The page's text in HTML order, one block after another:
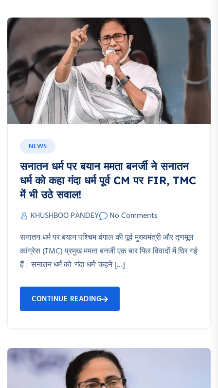
NEWS
सनातन धर्म पर बयान ममता बनर्जी ने सनातन
धर्म को कहा गंदा धर्म पूर्व CM पर FIR, TMC
में भी उठे सवाल!
KHUSHBOO PANDEY
No Comments
सनातन धर्म पर बयान पश्चिम बंगाल की पूर्व मुख्यमंत्री और तृणमूल
कांग्रेस (TMC) प्रमुख ममता बनर्जी एक बार फिर विवादों में घिर गई
हैं। सनातन धर्म को ‘गंदा धर्म’ कहने […]
CONTINUE READING